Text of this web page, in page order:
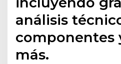
análisis
componentes
más.